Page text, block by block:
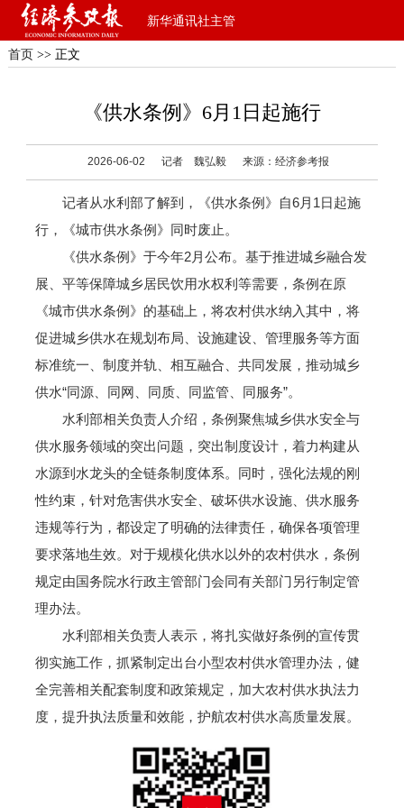
新华通讯社主管
首页 >> 正文
《供水条例》6月1日起施行
2026-06-02 记者 魏弘毅 来源：经济参考报
记者从水利部了解到，《供水条例》自6月1日起施
行，《城市供水条例》同时废止。
《供水条例》于今年2月公布。基于推进城乡融合发
展、平等保障城乡居民饮用水权利等需要，条例在原
《城市供水条例》的基础上，将农村供水纳入其中，将
促进城乡供水在规划布局、设施建设、管理服务等方面
标准统一、制度并轨、相互融合、共同发展，推动城乡
供水“同源、同网、同质、同监管、同服务”。
水利部相关负责人介绍，条例聚焦城乡供水安全与
供水服务领域的突出问题，突出制度设计，着力构建从
水源到水龙头的全链条制度体系。同时，强化法规的刚
性约束，针对危害供水安全、破坏供水设施、供水服务
违规等行为，都设定了明确的法律责任，确保各项管理
要求落地生效。对于规模化供水以外的农村供水，条例
规定由国务院水行政主管部门会同有关部门另行制定管
理办法。
水利部相关负责人表示，将扎实做好条例的宣传贯
彻实施工作，抓紧制定出台小型农村供水管理办法，健
全完善相关配套制度和政策规定，加大农村供水执法力
度，提升执法质量和效能，护航农村供水高质量发展。